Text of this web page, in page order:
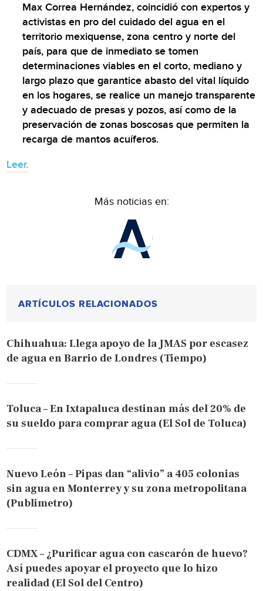
Max Correa Hernández, coincidió con expertos y
activistas en pro del cuidado del agua en el
territorio mexiquense, zona centro y norte del
país, para que de inmediato se tomen
determinaciones viables en el corto, mediano y
largo plazo que garantice abasto del vital líquido
en los hogares, se realice un manejo transparente
y adecuado de presas y pozos, así como de la
preservación de zonas boscosas que permiten la
recarga de mantos acuíferos.
Leer.
Más noticias en:
ARTÍCULOS RELACIONADOS
Chihuahua: Llega apoyo de la JMAS por escasez
de agua en Barrio de Londres (Tiempo)
Toluca – En Ixtapaluca destinan más del 20% de
su sueldo para comprar agua (El Sol de Toluca)
Nuevo León – Pipas dan “alivio” a 405 colonias
sin agua en Monterrey y su zona metropolitana
(Publimetro)
CDMX – ¿Purificar agua con cascarón de huevo?
Así puedes apoyar el proyecto que lo hizo
realidad (El Sol del Centro)